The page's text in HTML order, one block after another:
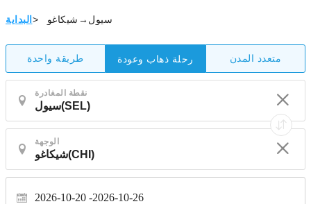
البداية > سيول→شيكاغو
طريقة واحدة رحلة ذهاب وعودة متعدد المدن
نقطة المغادرة
الوجهة
2026-10-20 2026-10-26